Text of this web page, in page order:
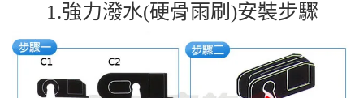
1.強力潑水(硬骨雨刷)安裝步驟